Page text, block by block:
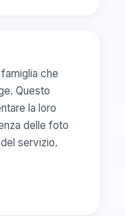
che
Questo
la loro
delle foto
servizio.